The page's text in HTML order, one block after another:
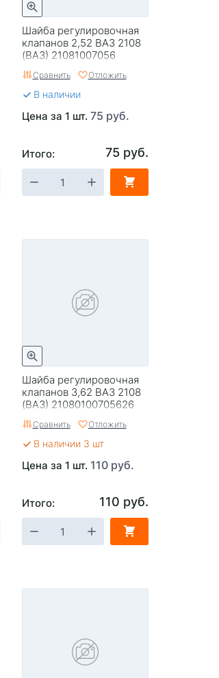
Шайба регулировочная
клапанов 2,52 ВАЗ 2108
(ВАЗ) 21081007056
Сравнить Отложить
В наличии
Цена за 1 шт. 75 руб.
Итого: 75 руб.
Шайба регулировочная
клапанов 3,62 ВАЗ 2108
(ВАЗ) 21080100705626
Сравнить Отложить
В наличии 3 шт
Цена за 1 шт. 110 руб.
Итого: 110 руб.